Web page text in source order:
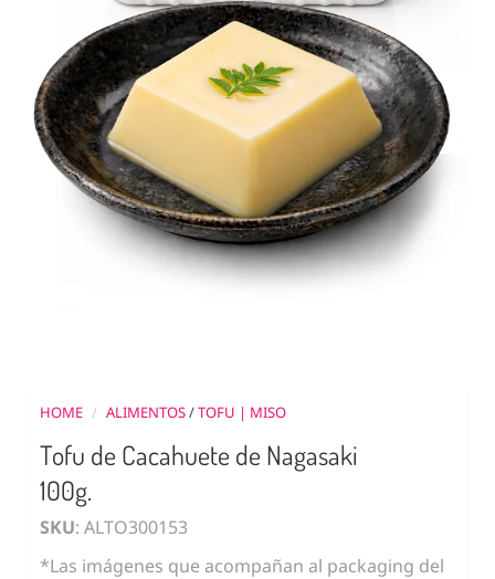
HOME / ALIMENTOS/TOFU | MISO
Tofu de Cacahuete de Nagasaki
100g.
SKU: ALTO300153
*Las imágenes que acompañan al packaging del